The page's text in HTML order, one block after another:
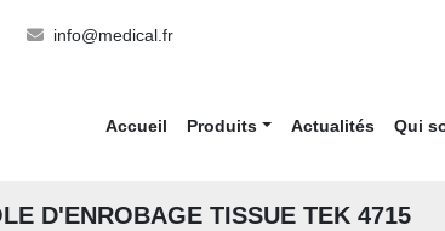
info@medical.fr
Accueil Produits Actualités Qui
D'ENROBAGE TISSUE TEK 4715